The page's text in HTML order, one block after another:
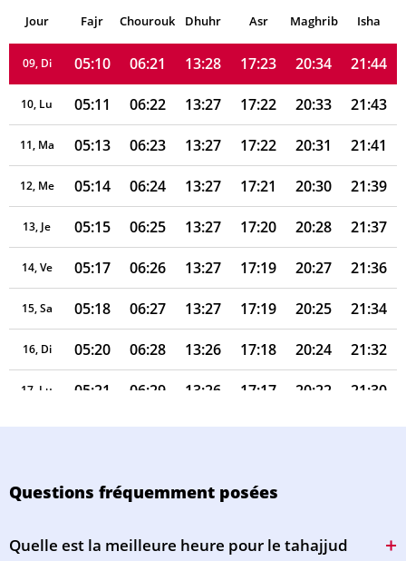
Jour Fajr Chourouk Dhuhr Asr Maghrib Isha
08, Sa 05:08 06:19 13:28 17:23 20:35 21:46
09, Di 05:10 06:21 13:28 17:23 20:34 21:44
10, Lu 05:11 06:22 13:27 17:22 20:33 21:43
11, Ma 05:13 06:23 13:27 17:22 20:31 21:41
12, Me 05:14 06:24 13:27 17:21 20:30 21:39
13, Je 05:15 06:25 13:27 17:20 20:28 21:37
14, Ve 05:17 06:26 13:27 17:19 20:27 21:36
15, Sa 05:18 06:27 13:27 17:19 20:25 21:34
16, Di 05:20 06:28 13:26 17:18 20:24 21:32
17, Lu 05:21 06:29 13:26 17:17 20:22 21:30
18, Ma 05:22 06:31 13:26 17:16 20:21 21:28
21, Ve 05:27 06:34 13:25 17:14 20:16
Questions fréquemment posées
Quelle est la meilleure heure pour le tahajjud